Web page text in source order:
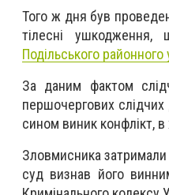
Того ж дня був
тілесні
Подільського районного
За даним фактом
першочергових
сином виник конфлікт, в
Зловмисника затримали
суд визнав його